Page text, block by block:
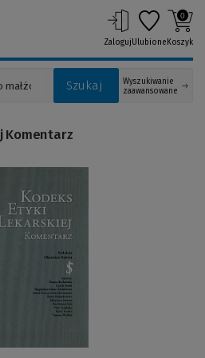
Szukaj
Wyszukiwanie
zaawansowane
ZalogujUlubione
0
Koszyk
Komentarz